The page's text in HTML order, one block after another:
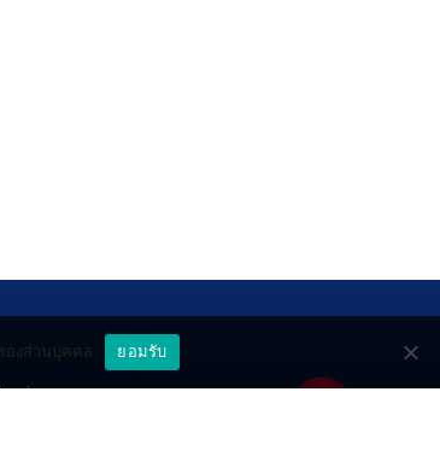
องส่วนบุคคล ยอมรับ